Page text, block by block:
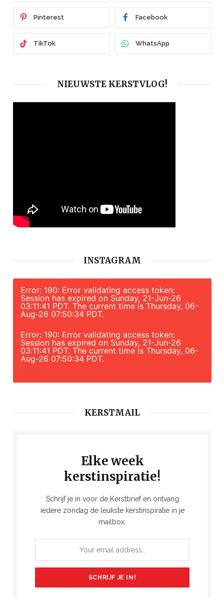
Pinterest Facebook
TikTok WhatsApp
NIEUWSTE KERSTVLOG!
INSTAGRAM
Error: 190: Error validating access token:
Session has expired on Sunday, 21-Jun-26
03:11:41 PDT. The current time is Thursday, 06-
Aug-26 07:50:34 PDT.
Error: 190: Error validating access token:
Session has expired on Sunday, 21-Jun-26
03:11:41 PDT. The current time is Thursday, 06-
Aug-26 07:50:34 PDT.
KERSTMAIL
Elke week
kerstinspiratie!
Schrijf je in voor de Kerstbrief en ontvang
iedere zondag de leukste kerstinspiratie in je
mailbox.